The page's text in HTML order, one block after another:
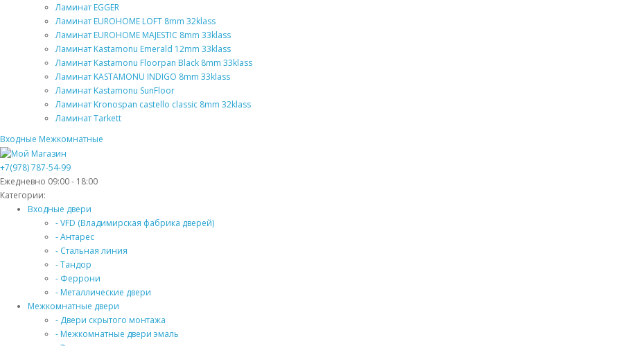
Ламинат EGGER
Ламинат EUROHOME LOFT 8mm 32klass
Ламинат EUROHOME MAJESTIC 8mm 33klass
Ламинат Kastamonu Emerald 12mm 33klass
Ламинат Kastamonu Floorpan Black 8mm 33klass
Ламинат KASTAMONU INDIGO 8mm 33klass
Ламинат Kastamonu SunFloor
Ламинат Kronospan castello classic 8mm 32klass
Ламинат Tarkett
Входные Межкомнатные
+7(978) 787-54-99
Ежедневно 09:00 - 18:00
Категории:
Входные двери
- VFD (Владимирская фабрика дверей)
- Антарес
- Стальная линия
- Тандор
- Феррони
- Металлические двери
Межкомнатные двери
- Двери скрытого монтажа
- Межкомнатные двери эмаль